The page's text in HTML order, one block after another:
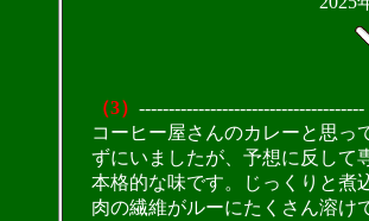
（3） --------------------------------------
コーヒー屋さんのカレーと思っ
ずにいましたが、予想に反して
本格的な味です。じっくりと煮
肉の繊維がルーにたくさん溶け